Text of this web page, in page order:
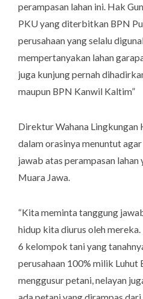
perampasan lahan ini. Hak
PKU yang diterbitkan BPN
perusahaan yang selalu
mempertanyakan lahan
juga kunjung pernah
maupun BPN Kanwil Kaltim”
Direktur Wahana
dalam orasinya menuntut
jawab atas perampasan
Muara Jawa.
“Kita meminta tanggung
hidup kita diurus oleh
6 kelompok tani yang
perusahaan 100% milik Luhut
menggusur petani, nelayan